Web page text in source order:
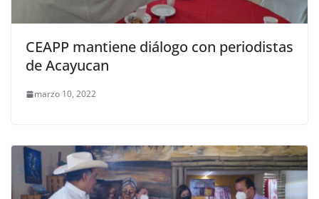
CEAPP mantiene diálogo con periodistas
de Acayucan
marzo 10, 2022